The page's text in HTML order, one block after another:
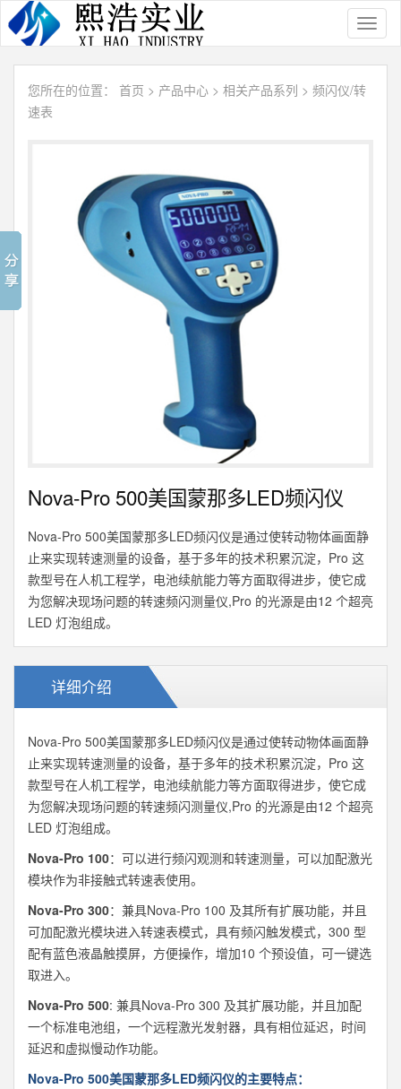
您所在的位置： 首页 > 产品中心 > 相关产品系列 > 频闪仪/转
速表
Nova-Pro 500美国蒙那多LED频闪仪
Nova-Pro 500美国蒙那多LED频闪仪是通过使转动物体画面静
止来实现转速测量的设备，基于多年的技术积累沉淀，Pro 这
款型号在人机工程学，电池续航能力等方面取得进步，使它成
为您解决现场问题的转速频闪测量仪,Pro 的光源是由12 个超亮
LED 灯泡组成。
详细介绍
Nova-Pro 500美国蒙那多LED频闪仪是通过使转动物体画面静
止来实现转速测量的设备，基于多年的技术积累沉淀，Pro 这
款型号在人机工程学，电池续航能力等方面取得进步，使它成
为您解决现场问题的转速频闪测量仪,Pro 的光源是由12 个超亮
LED 灯泡组成。
Nova-Pro 100：可以进行频闪观测和转速测量，可以加配激光
模块作为非接触式转速表使用。
Nova-Pro 300：兼具Nova-Pro 100 及其所有扩展功能，并且
可加配激光模块进入转速表模式，具有频闪触发模式，300 型
配有蓝色液晶触摸屏，方便操作，增加10 个预设值，可一键选
取进入。
Nova-Pro 500: 兼具Nova-Pro 300 及其扩展功能，并且加配
一个标准电池组，一个远程激光发射器，具有相位延迟，时间
延迟和虚拟慢动作功能。
Nova-Pro 500美国蒙那多LED频闪仪的主要特点：